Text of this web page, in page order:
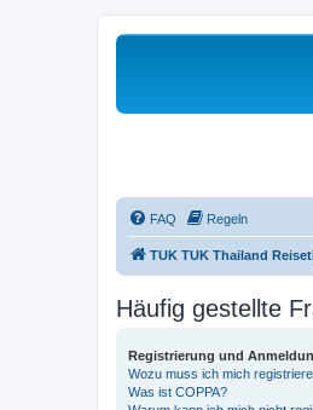
FAQ Regeln
TUK TUK Thailand
Häufig gestellte
Registrierung und
Wozu muss ich mich
Was ist COPPA?